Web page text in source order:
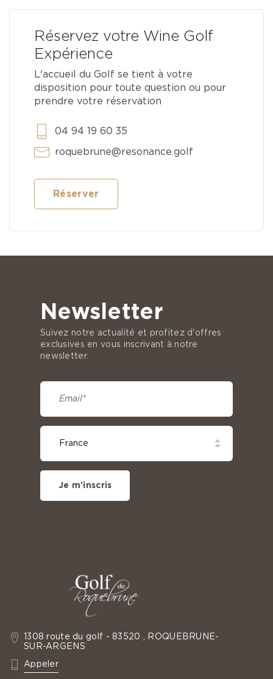
Réservez votre Wine Golf
Expérience
L'accueil du Golf se tient à votre
disposition pour toute question ou pour
prendre votre réservation
04 94 19 60 35
roquebrune@resonance.golf
Réserver
1308 route du golf - 83520 , ROQUEBRUNE-
SUR-ARGENS
: +33 4 94 19 60 35
Appeler
Newsletter
Suivez notre actualité et profitez d'offres
exclusives en vous inscrivant à notre
newsletter.
Je m'inscris